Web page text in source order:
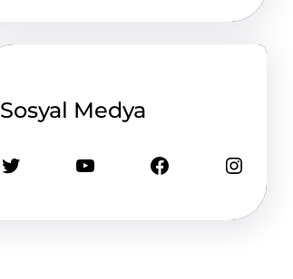
Sosyal Medya
Twitter YouTube Facebook Instagram